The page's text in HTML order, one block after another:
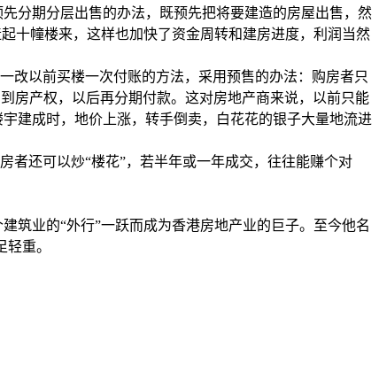
分期分层出售的办法，既预先把将要建造的房屋出售，然
十幢楼来，这样也加快了资金周转和建房进度，利润当然
改以前买楼一次付账的方法，采用预售的办法：购房者只
房产权，以后再分期付款。这对房地产商来说，以前只能
建成时，地价上涨，转手倒卖，白花花的银子大量地流进
者还可以炒“楼花”，若半年或一年成交，往往能赚个对
筑业的“外行”一跃而成为香港房地产业的巨子。至今他名
重。